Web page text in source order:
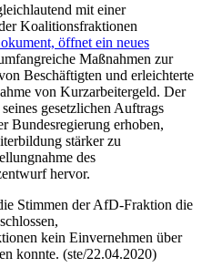
mit einer
Koalitionsfraktionen
öffnet ein neues
Maßnahmen zur
Beschäftigten und erleichterte
von Kurzarbeitergeld. Der
gesetzlichen Auftrags
Bundesregierung erhoben,
stärker zu
des
hervor.
Stimmen der AfD-Fraktion die
kein Einvernehmen über
konnte. (ste/22.04.2020)